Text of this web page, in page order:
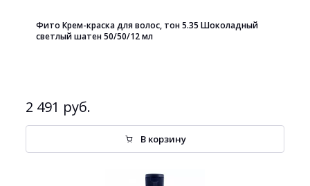
Фито Крем-краска для волос, тон 5.35 Шоколадный
светлый шатен 50/50/12 мл
2 491 руб.
В корзину